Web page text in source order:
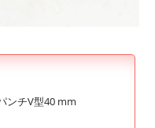
ンチV型40 mm